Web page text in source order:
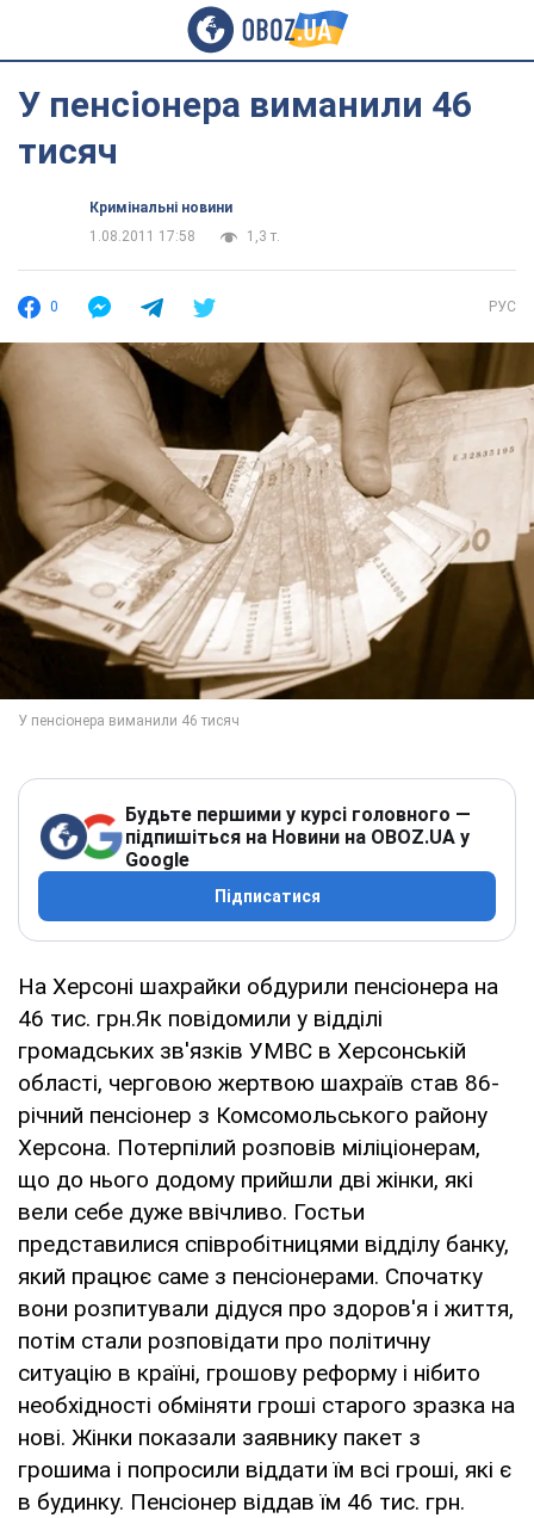
У пенсіонера виманили 46
тисяч
Кримінальні новини
1.08.2011 17:58
1,3 т.
0 РУС
Будьте першими у курсі головного —
підпишіться на Новини на OBOZ.UA у
Google
Підписатися
На Херсоні шахрайки обдурили пенсіонера на
46 тис. грн.Як повідомили у відділі
громадських зв'язків УМВС в Херсонській
області, черговою жертвою шахраїв став 86-
річний пенсіонер з Комсомольського району
Херсона. Потерпілий розповів міліціонерам,
що до нього додому прийшли дві жінки, які
вели себе дуже ввічливо. Гостьи
представилися співробітницями відділу банку,
який працює саме з пенсіонерами. Спочатку
вони розпитували дідуся про здоров'я і життя,
потім стали розповідати про політичну
ситуацію в країні, грошову реформу і нібито
необхідності обміняти гроші старого зразка на
нові. Жінки показали заявнику пакет з
грошима і попросили віддати їм всі гроші, які є
в будинку. Пенсіонер віддав їм 46 тис. грн.